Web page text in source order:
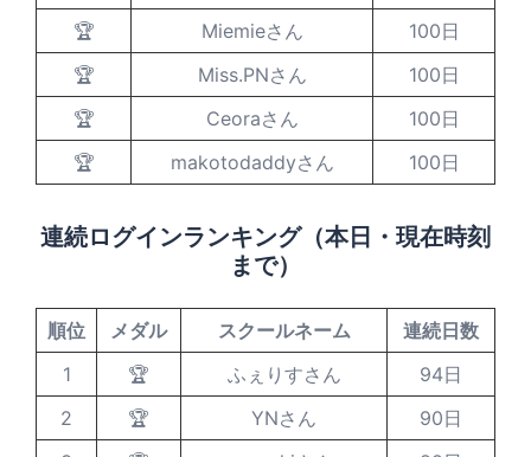
🏆
Miemieさん
100日
🏆
Miss.PNさん
100日
🏆
Ceoraさん
100日
🏆
makotodaddyさん 100日
連続ログインランキング（本日・現在時刻
まで）
順位 メダル スクールネーム
連続日数
1
🏆 ふぇりすさん
94日
2
🏆 YNさん
90日